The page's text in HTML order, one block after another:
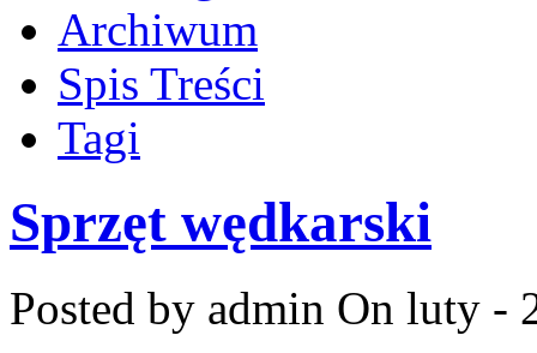
Archiwum
Spis Treści
Tagi
Sprzęt wędkarski
Posted by admin On luty -